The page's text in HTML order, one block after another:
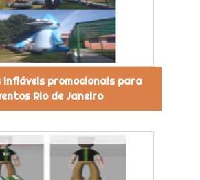
infláveis promocionais para
Rio de Janeiro